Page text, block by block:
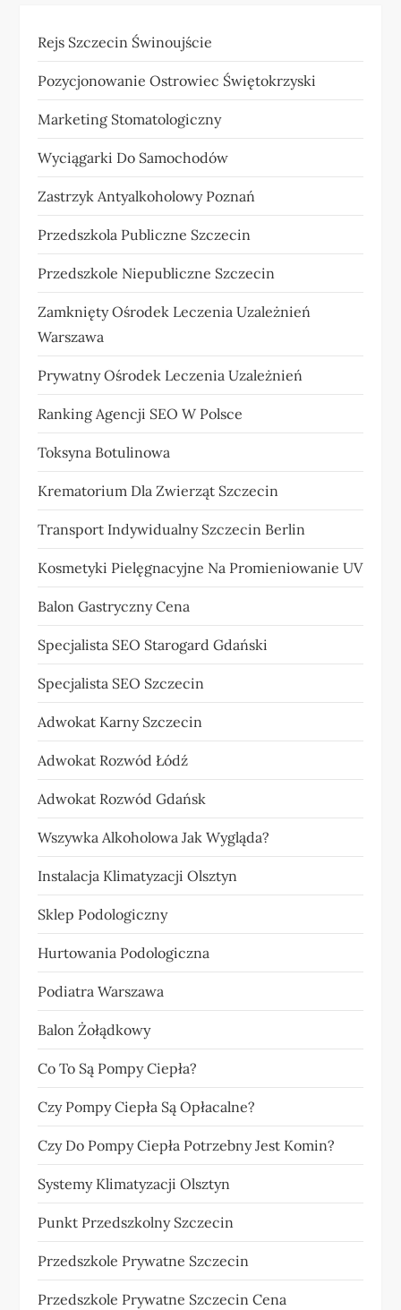
Rejs Szczecin Świnoujście
Pozycjonowanie Ostrowiec Świętokrzyski
Marketing Stomatologiczny
Wyciągarki Do Samochodów
Zastrzyk Antyalkoholowy Poznań
Przedszkola Publiczne Szczecin
Przedszkole Niepubliczne Szczecin
Zamknięty Ośrodek Leczenia Uzależnień
Warszawa
Prywatny Ośrodek Leczenia Uzależnień
Ranking Agencji SEO W Polsce
Toksyna Botulinowa
Krematorium Dla Zwierząt Szczecin
Transport Indywidualny Szczecin Berlin
Kosmetyki Pielęgnacyjne Na Promieniowanie UV
Balon Gastryczny Cena
Specjalista SEO Starogard Gdański
Specjalista SEO Szczecin
Adwokat Karny Szczecin
Adwokat Rozwód Łódź
Adwokat Rozwód Gdańsk
Wszywka Alkoholowa Jak Wygląda?
Instalacja Klimatyzacji Olsztyn
Sklep Podologiczny
Hurtowania Podologiczna
Podiatra Warszawa
Balon Żołądkowy
Co To Są Pompy Ciepła?
Czy Pompy Ciepła Są Opłacalne?
Czy Do Pompy Ciepła Potrzebny Jest Komin?
Systemy Klimatyzacji Olsztyn
Punkt Przedszkolny Szczecin
Przedszkole Prywatne Szczecin
Przedszkole Prywatne Szczecin Cena